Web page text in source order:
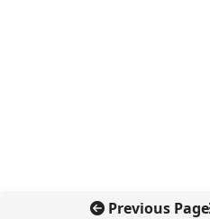
Previous Page